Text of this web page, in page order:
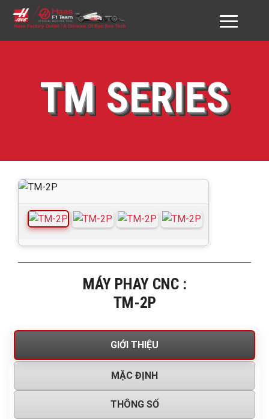
SẢN PHẨM
DỊCH VỤ
LIÊN HỆ
TM SERIES
MÁY PHAY CNC :
TM-2P
GIỚI THIỆU
MẶC ĐỊNH
THÔNG SỐ